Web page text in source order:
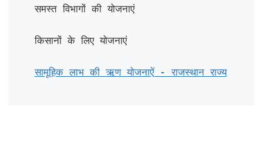
समस्त विभागों की योजनाएं
किसानों के लिए योजनाएं
सामूहिक लाभ की ऋण योजनाऐं - राजस्थान राज्य